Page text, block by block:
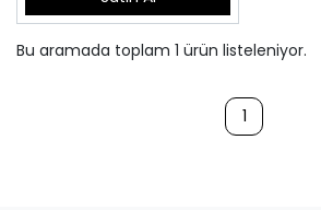
Bu aramada toplam 1 ürün listeleniyor.
1